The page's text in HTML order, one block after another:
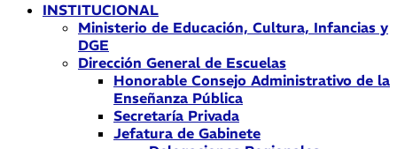
INSTITUCIONAL
Ministerio de Educación, Cultura, Infancias y
DGE
Dirección General de Escuelas
Honorable Consejo Administrativo de la
Enseñanza Pública
Secretaría Privada
Jefatura de Gabinete